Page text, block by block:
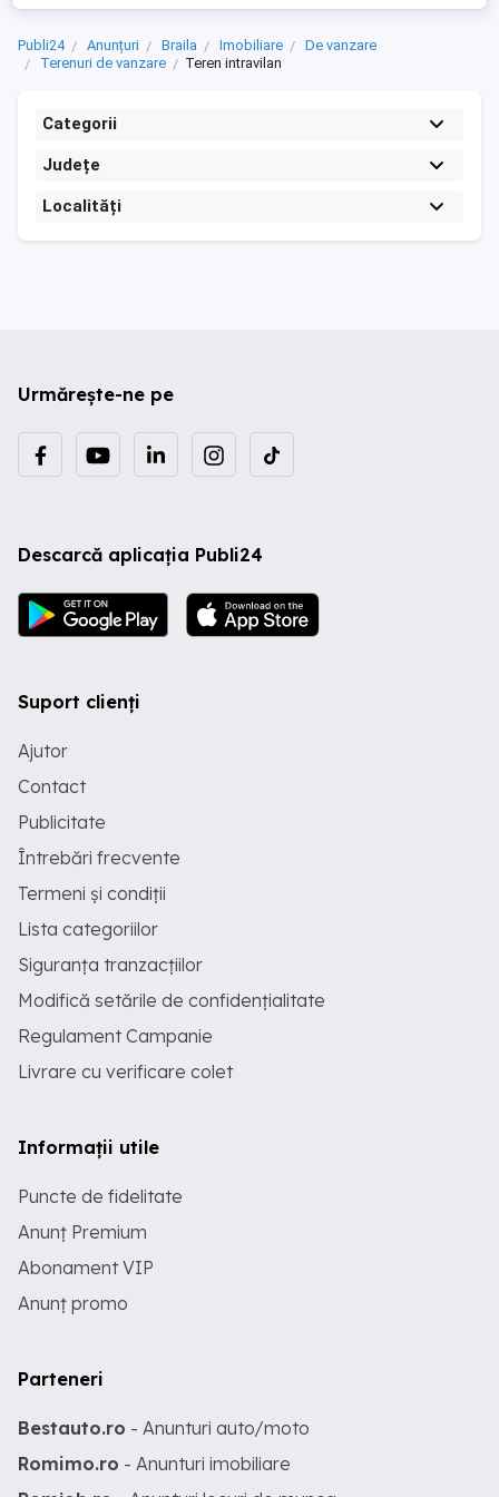
Publi24 Anunțuri Braila Imobiliare
De vanzare
Terenuri de vanzare
Teren intravilan
Categorii
Județe
Localități
Urmărește-ne pe
Descarcă aplicația Publi24
Suport clienți
Ajutor
Contact
Publicitate
Întrebări frecvente
Termeni și condiții
Lista categoriilor
Siguranța tranzacțiilor
Modifică setările de confidențialitate
Regulament Campanie
Livrare cu verificare colet
Informații utile
Puncte de fidelitate
Anunț Premium
Abonament VIP
Anunț promo
Parteneri
Bestauto.ro - Anunturi auto/moto
Romimo.ro - Anunturi imobiliare